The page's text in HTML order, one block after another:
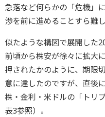
急落など何らかの「危機」
渉を前に進めることすら難
似たような構図で展開した
前頃から株安が徐々に拡大
押されたかのように、期限
意に達したのですが、直後
株・金利・米ドルの「トリ
表3参照）。